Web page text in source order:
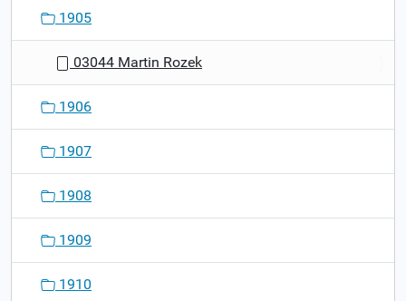
1905
03044 Martin Rozek
1906
1907
1908
1909
1910